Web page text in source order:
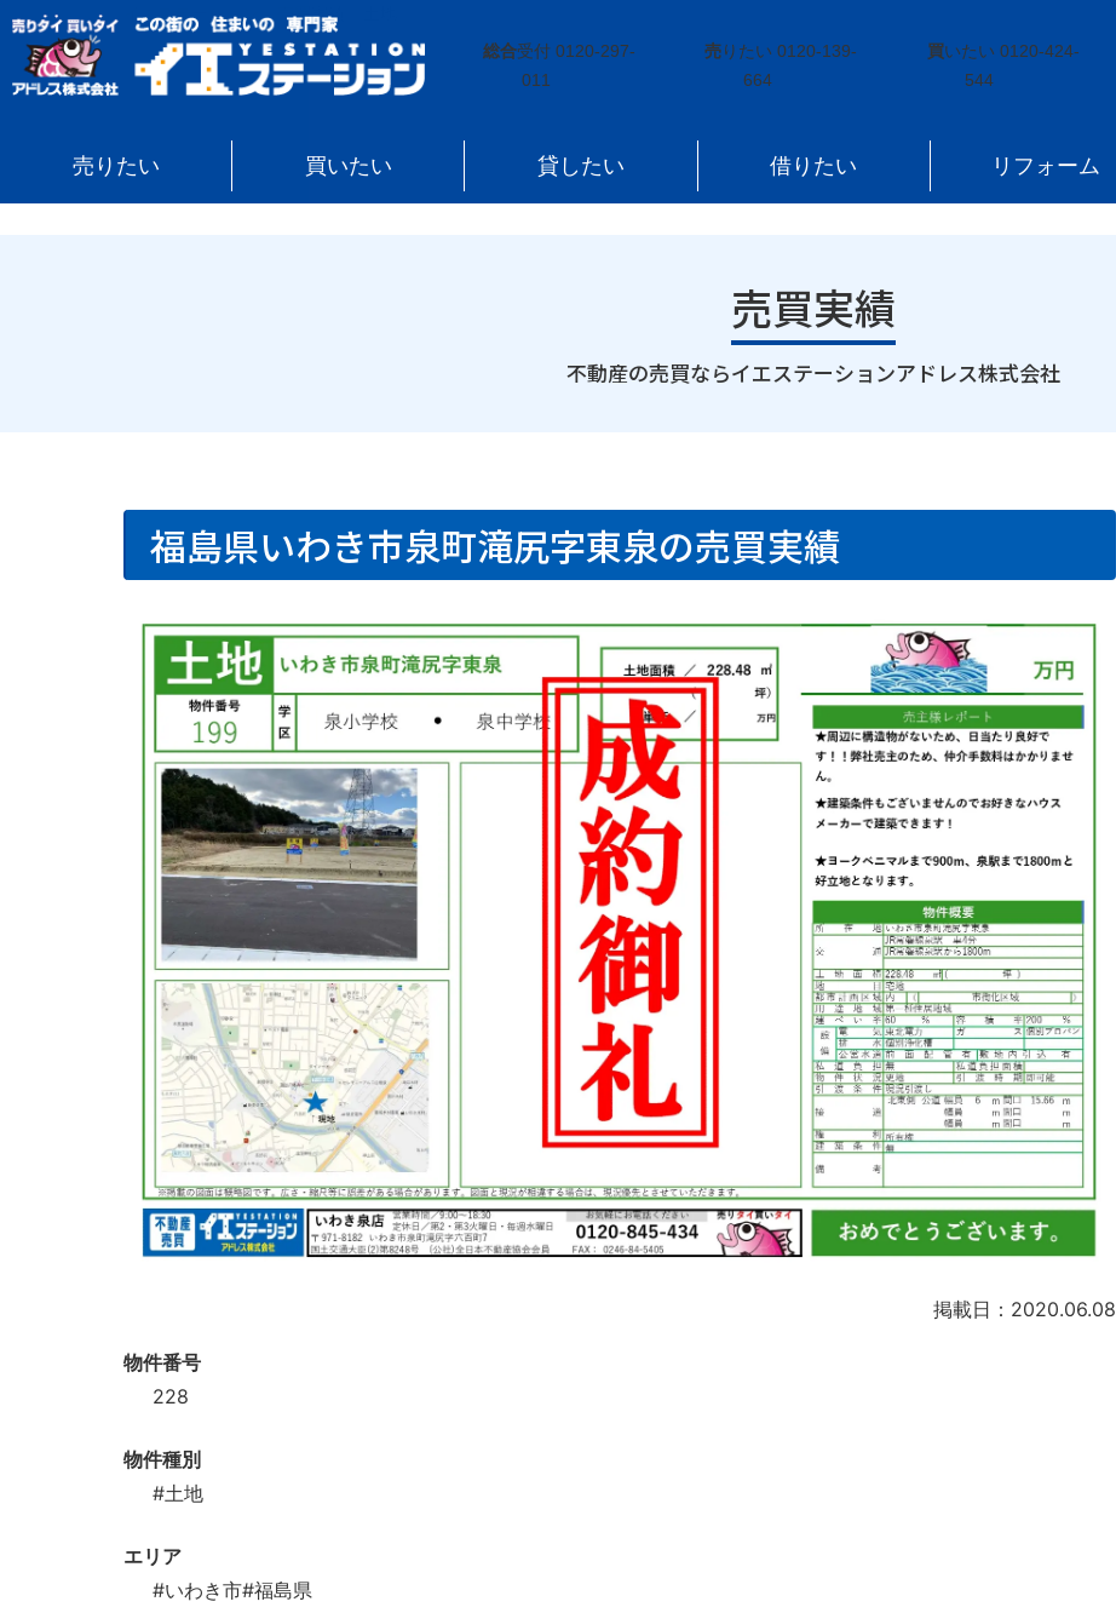
総合受付 0120-297-
011
売りたい 0120-139-
664
買いたい 0120-424-
544
売りたい 買いたい 貸したい 借りたい リフォーム
イエステーション » 売買実績
売買実績
｜
不動産の売買ならイエステーションアドレス株式会社
福島県いわき市泉町滝尻字東泉の売買実績
掲載日：2020.06.08
物件番号
228
物件種別
#土地
エリア
#いわき市#福島県